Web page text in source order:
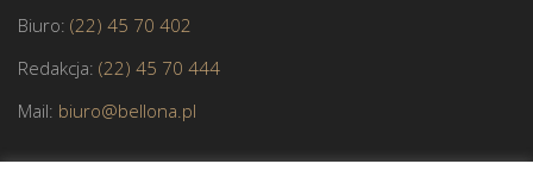
Biuro: (22) 45 70 402
Redakcja: (22) 45 70 444
Mail: biuro@bellona.pl